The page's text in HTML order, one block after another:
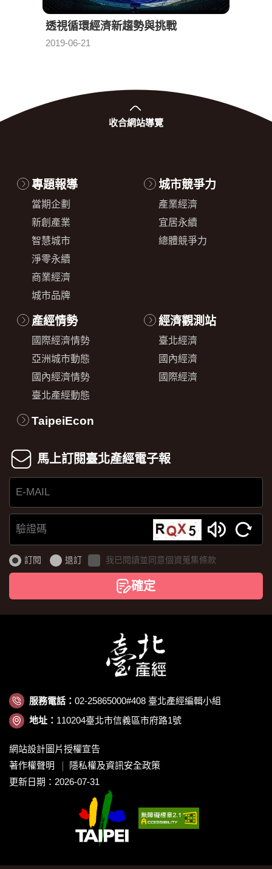
透視循環經濟新趨勢與挑戰
2019-06-21
發布日期：
收合網站導覽
專題報導
當期企劃
新創產業
智慧城市
淨零永續
商業經濟
城市品牌
城市競爭力
產業經濟
宜居永續
總體競爭力
產經情勢
國際經濟情勢
亞洲城市動態
國內經濟情勢
臺北產經動態
經濟觀測站
臺北經濟
國內經濟
國際經濟
TaipeiEcon
馬上訂閱臺北產經電子報
E-
MAIL
證
碼
訂閱 退訂 我已閱讀並同意個資蒐集條款
確定
服務電話： 02-25865000#408 臺北產經編輯小組
地址： 110204臺北市信義區市府路1號
網站設計圖片授權宣告
著作權聲明
隱私權及資訊安全政策
更新日期：2026-07-31